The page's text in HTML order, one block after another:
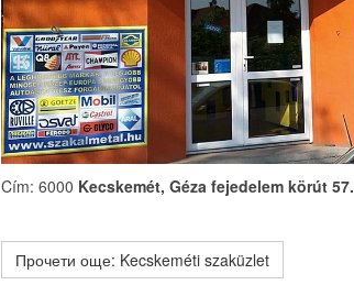
Cím: 6000 Kecskemét, Géza fejedelem körút 57.
Прочети още: Kecskeméti szaküzlet